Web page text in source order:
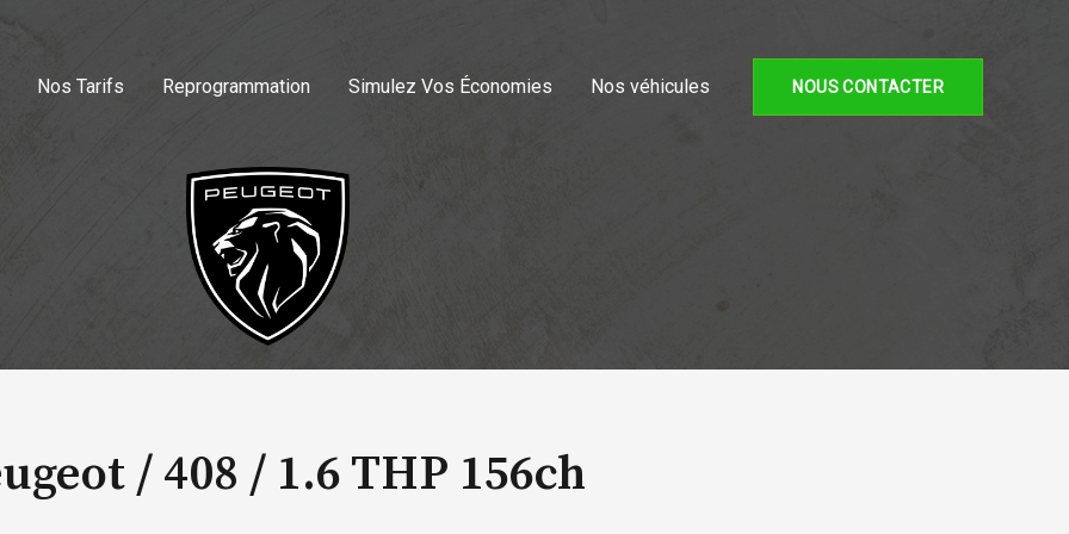
Nos Tarifs Reprogrammation Simulez Vos Économies Nos véhicules NOUS CONTACTER
/ 408 / 1.6 THP 156ch